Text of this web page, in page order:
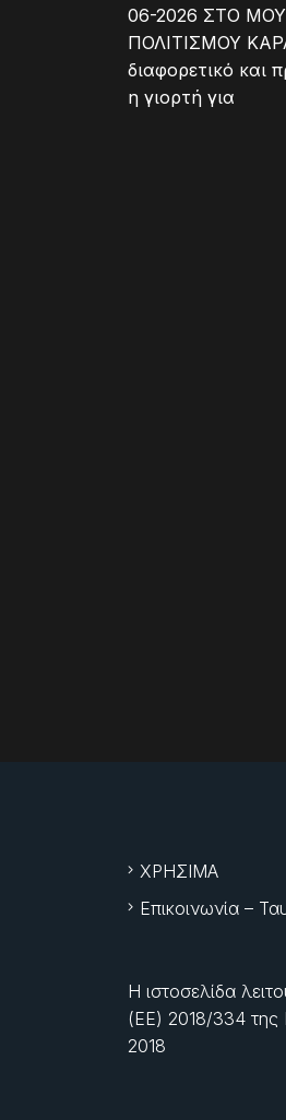
06-2026 ΣΤΟ
ΠΟΛΙΤΙΣΜΟΥ
διαφορετικό και
η γιορτή για
ΧΡΗΣΙΜΑ
Επικοινωνία –
Η ιστοσελίδα
(ΕΕ) 2018/334 της
2018